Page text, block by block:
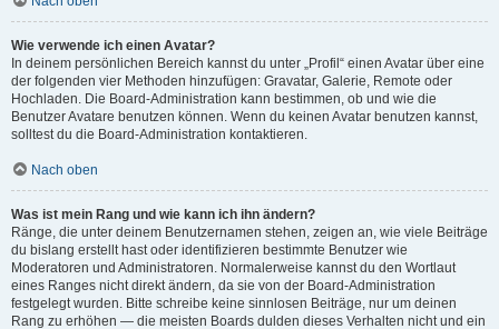
Wie verwende ich einen Avatar?
In deinem persönlichen Bereich kannst du unter „Profil“ einen Avatar über eine
der folgenden vier Methoden hinzufügen: Gravatar, Galerie, Remote oder
Hochladen. Die Board-Administration kann bestimmen, ob und wie die
Benutzer Avatare benutzen können. Wenn du keinen Avatar benutzen kannst,
solltest du die Board-Administration kontaktieren.
Nach oben
Was ist mein Rang und wie kann ich ihn ändern?
Ränge, die unter deinem Benutzernamen stehen, zeigen an, wie viele Beiträge
du bislang erstellt hast oder identifizieren bestimmte Benutzer wie
Moderatoren und Administratoren. Normalerweise kannst du den Wortlaut
eines Ranges nicht direkt ändern, da sie von der Board-Administration
festgelegt wurden. Bitte schreibe keine sinnlosen Beiträge, nur um deinen
Rang zu erhöhen — die meisten Boards dulden dieses Verhalten nicht und ein